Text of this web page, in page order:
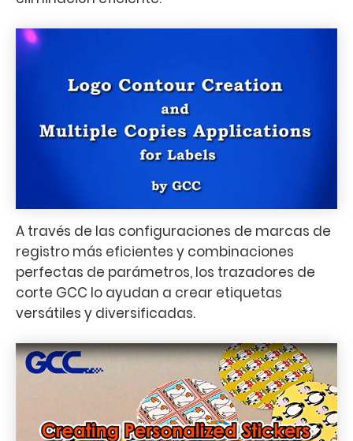
A través de las configuraciones de marcas de
registro más eficientes y combinaciones
perfectas de parámetros, los trazadores de
corte GCC lo ayudan a crear etiquetas
versátiles y diversificadas.